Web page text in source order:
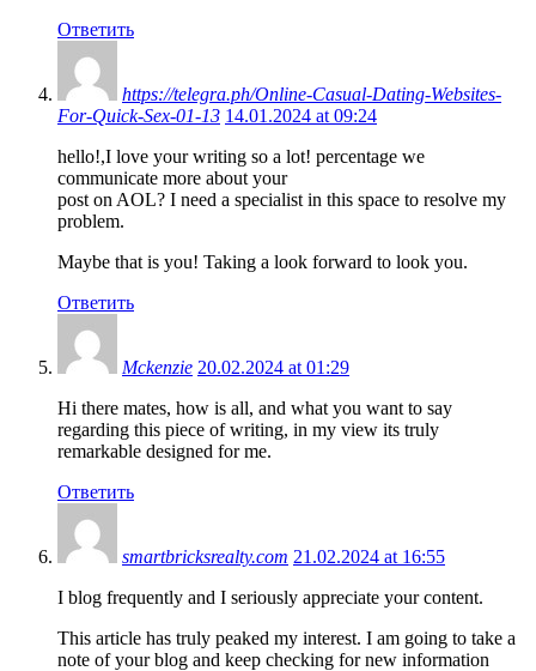
Ответить
https://telegra.ph/Online-Casual-Dating-Websites-
For-Quick-Sex-01-13 14.01.2024 at 09:24
hello!,I love your writing so a lot! percentage we
communicate more about your
post on AOL? I need a specialist in this space to resolve my
problem.
Maybe that is you! Taking a look forward to look you.
Ответить
Mckenzie 20.02.2024 at 01:29
Hi there mates, how is all, and what you want to say
regarding this piece of writing, in my view its truly
remarkable designed for me.
Ответить
smartbricksrealty.com 21.02.2024 at 16:55
I blog frequently and I seriously appreciate your content.
This article has truly peaked my interest. I am going to take a
note of your blog and keep checking for new information